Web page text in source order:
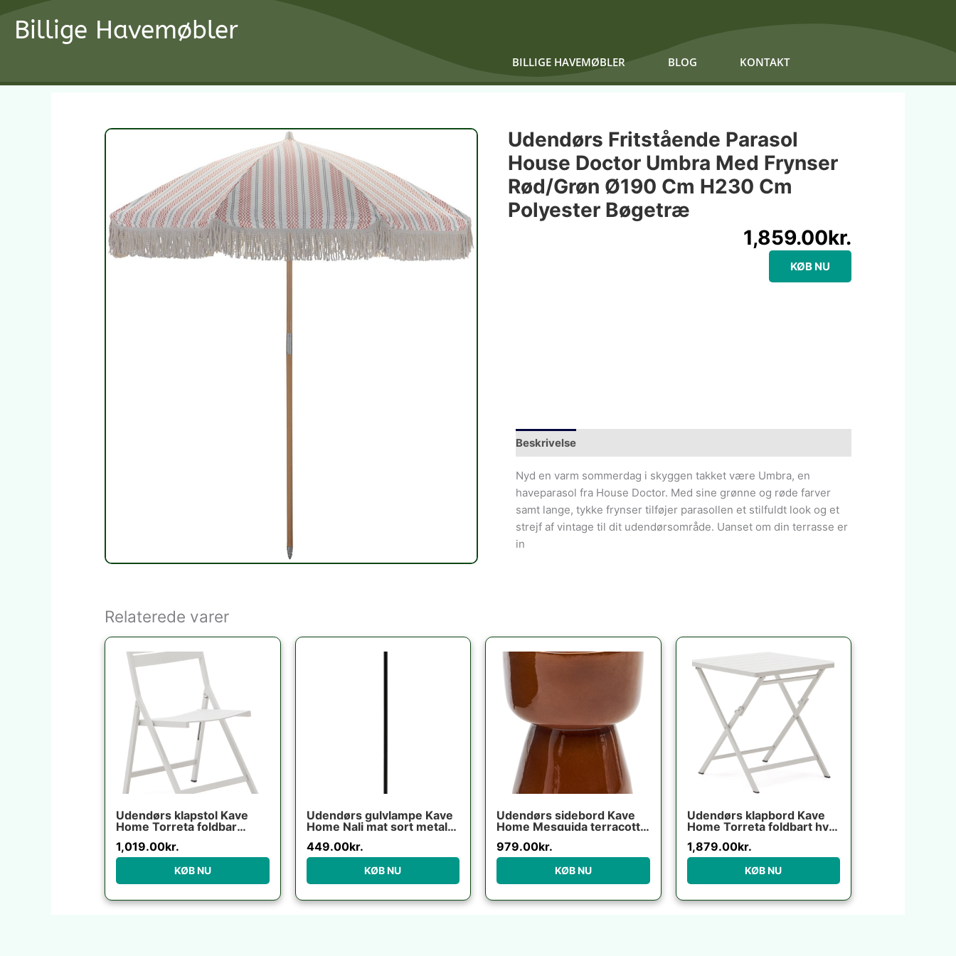
indholdet
Billige Havemøbler
BILLIGE HAVEMØBLER BLOG KONTAKT
Udendørs Fritstående Parasol
House Doctor Umbra Med Frynser
Rød/grøn Ø190 Cm H230 Cm
Polyester Bøgetræ
1,859.00kr.
KØB NU
Beskrivelse
Nyd en varm sommerdag i skyggen takket være Umbra, en
haveparasol fra House Doctor. Med sine grønne og røde farver
samt lange, tykke frynser tilføjer parasollen et stilfuldt look og et
strejf af vintage til dit udendørsområde. Uanset om din terrasse er
in
Relaterede varer
Udendørs klapstol Kave
Home Torreta foldbar
bestandig moderne
industriel
1,019.00kr.
KØB NU
Udendørs gulvlampe Kave
Home Nali mat sort metal
449.00kr.
KØB NU
Udendørs sidebord Kave
Home Mesquida terracotta
cm
979.00kr.
KØB NU
Udendørs klapbord Kave
Home Torreta foldbart hvid
terrassebord til 4 personer
1,879.00kr.
KØB NU